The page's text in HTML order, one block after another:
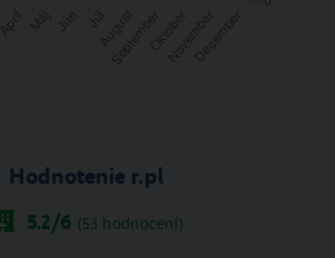
Hodnotenie r.pl
5.2/6 (53 hodnocení)